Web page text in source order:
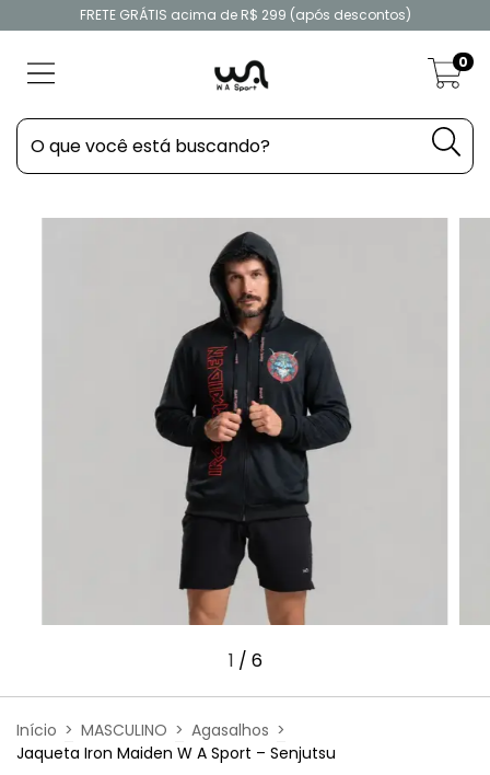
FRETE GRÁTIS acima de R$ 299 (após descontos)
0
1 / 6
Início > MASCULINO > Agasalhos >
Jaqueta Iron Maiden W A Sport – Senjutsu